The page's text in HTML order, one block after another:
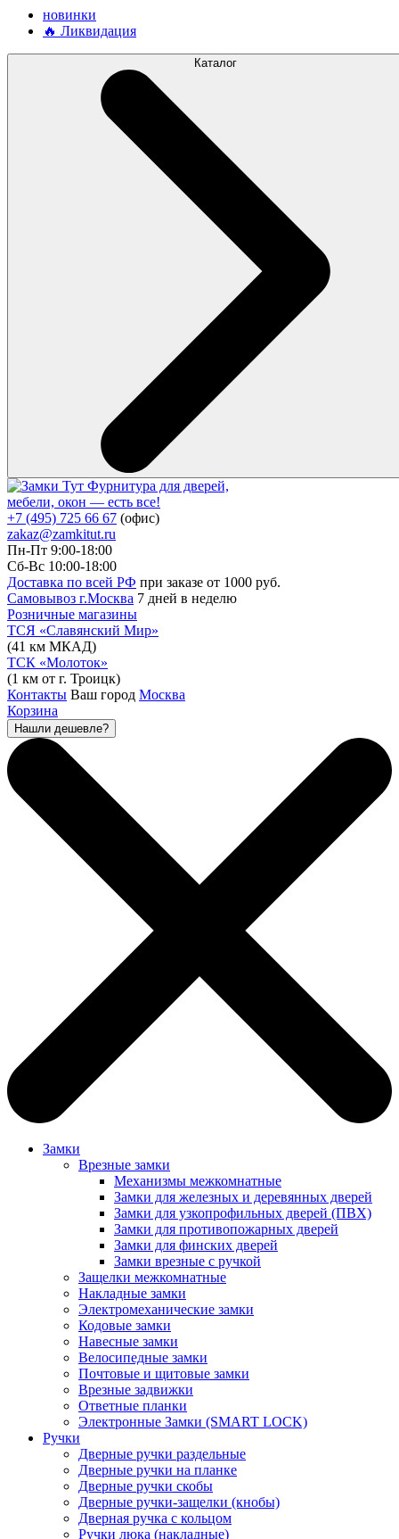
новинки
🔥 Ликвидация
Каталог
Фурнитура для дверей,
мебели, окон — есть все!
+7 (495) 725 66 67 (офис)
zakaz@zamkitut.ru
Пн-Пт 9:00-18:00
Сб-Вс 10:00-18:00
Доставка по всей РФ при заказе от 1000 руб.
Самовывоз г.Москва 7 дней в неделю
Розничные магазины
ТСЯ «Славянский Мир»
(41 км МКАД)
ТСК «Молоток»
(1 км от г. Троицк)
Контакты Ваш город Москва
Корзина
Нашли дешевле?
Замки
Врезные замки
Механизмы межкомнатные
Замки для железных и деревянных дверей
Замки для узкопрофильных дверей (ПВХ)
Замки для противопожарных дверей
Замки для финских дверей
Замки врезные с ручкой
Защелки межкомнатные
Накладные замки
Электромеханические замки
Кодовые замки
Навесные замки
Велосипедные замки
Почтовые и щитовые замки
Врезные задвижки
Ответные планки
Электронные Замки (SMART LOCK)
Ручки
Дверные ручки раздельные
Дверные ручки на планке
Дверные ручки скобы
Дверные ручки-защелки (кнобы)
Дверная ручка с кольцом
Ручки люка (накладные)